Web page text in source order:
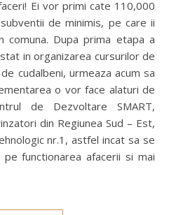
Ei vor primi cate 110,000
de minimis, pe care ii
Dupa prima etapa a
in organizarea cursurilor de
cudalbeni, urmeaza acum sa
o vor face alaturi de
de Dezvoltare SMART,
din Regiunea Sud – Est,
nr.1, astfel incat sa se
functionarea afacerii si mai